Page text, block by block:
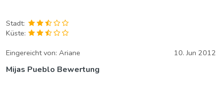
Stadt:
Küste:
Eingereicht von: Ariane 10. Jun 2012
Mijas Pueblo Bewertung